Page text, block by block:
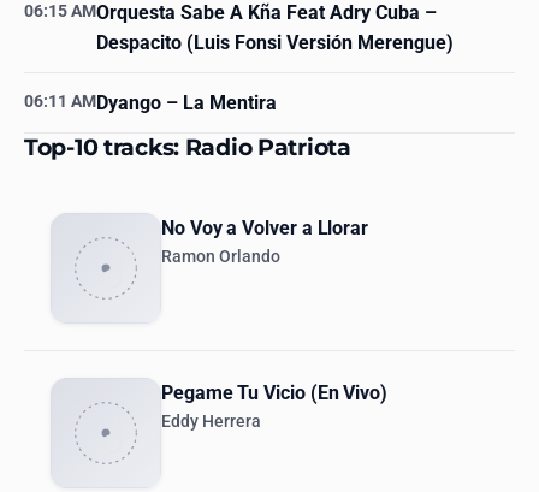
06:15 AMOrquesta Sabe A Kña Feat Adry Cuba –
Despacito (Luis Fonsi Versión Merengue)
06:11 AMDyango – La Mentira
Top-10 tracks: Radio Patriota
No Voy a Volver a Llorar
Ramon Orlando
Pegame Tu Vicio (En Vivo)
Eddy Herrera